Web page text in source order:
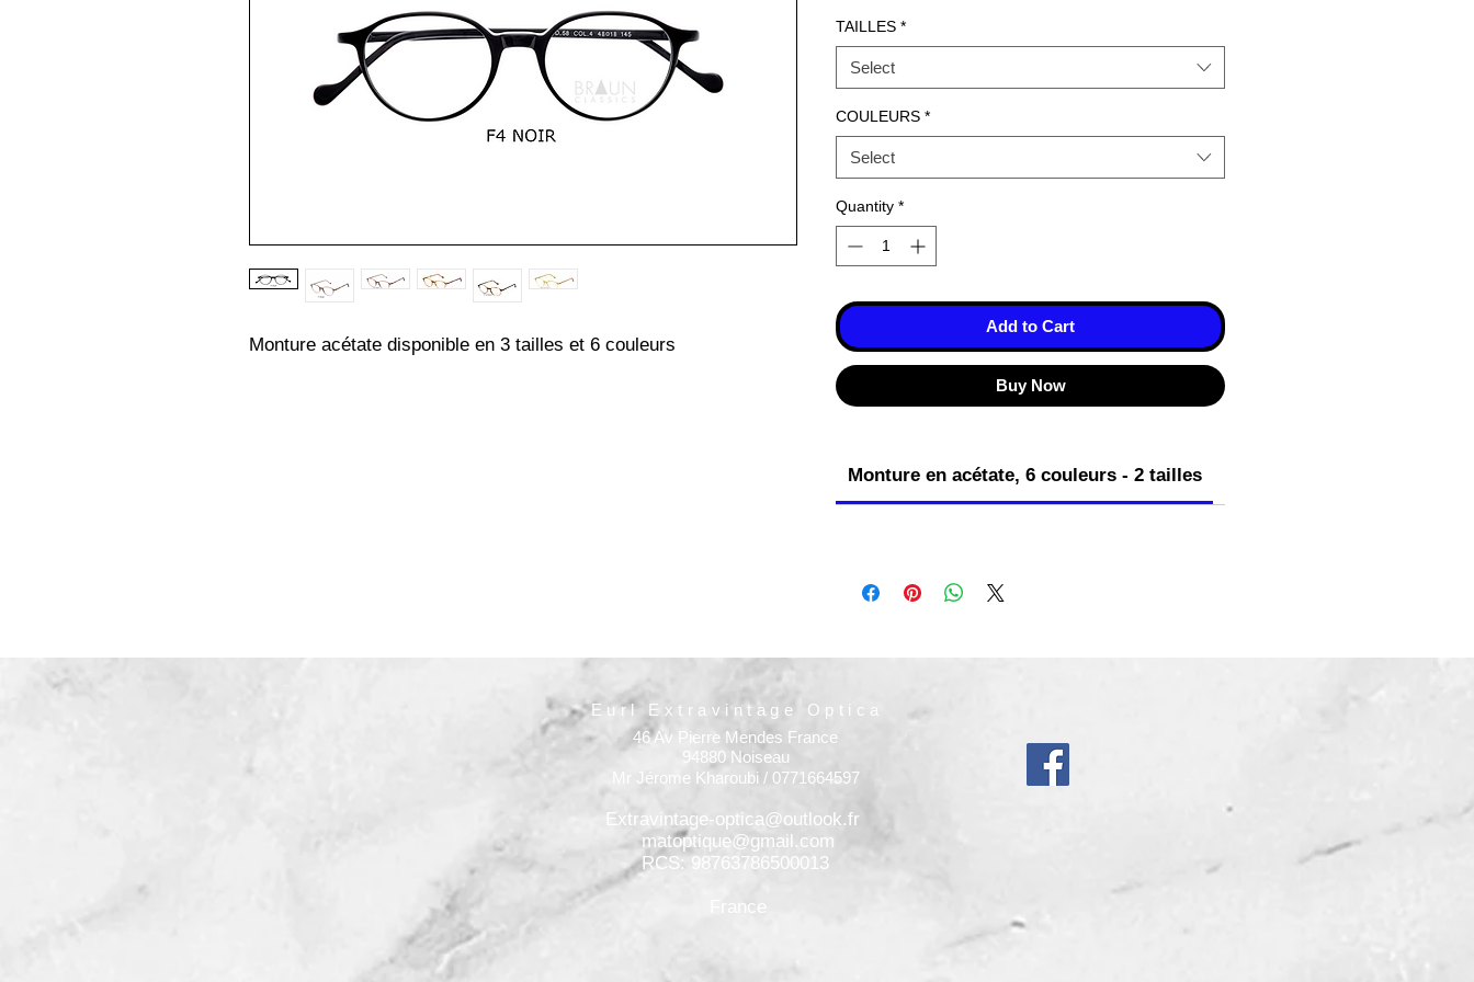
Monture acétate disponible en 3 tailles et 6 couleurs
TAILLES *
Select
COULEURS *
Select
Quantity *
Add to Cart
Buy Now
Monture en acétate, 6 couleurs - 2 tailles
Eurl Extravintage Optica
46 Av Pierre Mendes France
94880 Noiseau
Mr Jérome Kharoubi / 0771664597
Extravintage-optica@outlook.fr
matoptique@gmail.com
RCS: 98763786500013
France